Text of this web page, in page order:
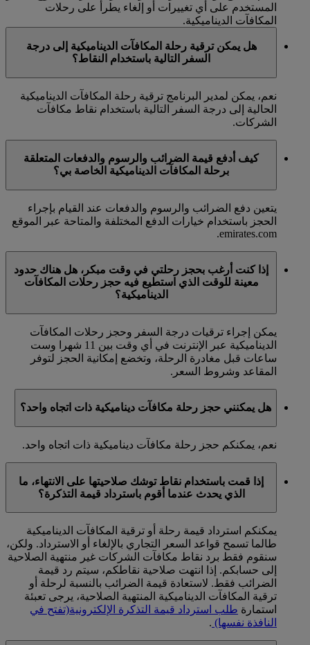
المستخدم على أي تغييرات أو إلغاء يطرأ على رحلات
المكافآت الديناميكية.
هل يمكن ترقية رحلة المكافآت الديناميكية إلى درجة
السفر التالية باستخدام النقاط؟
نعم، يمكن لمدير البرنامج ترقية رحلة المكافآت الديناميكية
الحالية إلى درجة السفر التالية باستخدام نقاط مكافآت
الشركات.
كيف أدفع قيمة الضرائب والرسوم والدفعات المتعلقة
برحلة المكافآت الديناميكية الخاصة بي؟
يتعين دفع الضرائب والرسوم والدفعات عند القيام بإجراء
الحجز باستخدام خيارات الدفع المختلفة والمتاحة عبر الموقع
emirates.com.
إذا كنت أرغب بحجز رحلتي في وقت مبكر، هل هناك حدود
معينة للوقت الذي استطيع فيه حجز رحلات المكافآت
الديناميكية؟
يمكن إجراء ترقيات درجة السفر وحجز رحلات المكافآت
الديناميكية عبر الإنترنت في أي وقت بين 11 شهرا وست
ساعات قبل مغادرة الرحلة، وتخضع إمكانية الحجز لتوفر
المقاعد وشروط السعر.
هل يمكنني حجز رحلة مكافآت ديناميكية ذات اتجاه واحد؟
نعم، يمكنكم حجز رحلة مكافآت ديناميكية ذات اتجاه واحد.
إذا قمت باستخدام نقاط توشك صلاحيتها على الانتهاء، ما
الذي يحدث عندما أقوم باسترداد قيمة التذكرة؟
يمكنكم استرداد قيمة رحلة أو ترقية المكافآت الديناميكية
طالما تسمح قواعد السعر التجاري بالإلغاء أو الاسترداد. ولكن،
سنقوم فقط برد نقاط مكافآت الشركات غير منتهية الصلاحية
إلى حسابكم. إذا انتهت صلاحية نقاطكم، سيتم رد قيمة
الضرائب فقط. لاستعادة قيمة الضرائب بالنسبة لرحلة أو
ترقية المكافآت الديناميكية المنتهية الصلاحية، يرجى تعبئة
استمارة طلب استرداد قيمة التذكرة الإلكترونية(تفتح في
النافذة نفسها) .